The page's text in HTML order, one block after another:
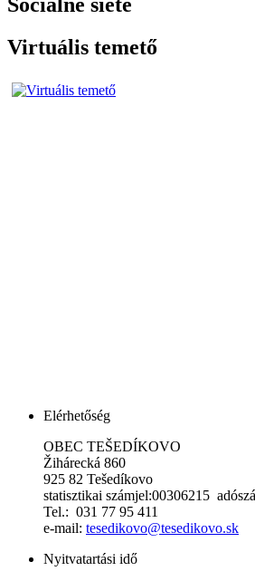
Sociálne siete
Virtuális temető
Elérhetőség
OBEC TEŠEDÍKOVO
Žihárecká 860
925 82 Tešedíkovo
statisztikai számjel:00306215
Tel.: 031 77 95 411
e-mail: tesedikovo@tesedikovo.sk
Nyitvatartási idő